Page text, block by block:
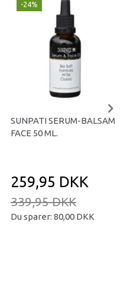
-24%
SUNPATI SERUM-BALSAM
FACE 50 ML.
259,95 DKK
339,95 DKK
Du sparer: 80,00 DKK